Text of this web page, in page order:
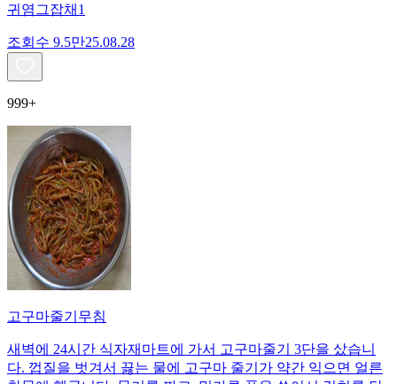
귀염그잡채1
조회수 9.5만25.08.28
999+
고구마줄기무침
새벽에 24시간 식자재마트에 가서 고구마줄기 3단을 샀습니
다. 껍질을 벗겨서 끓는 물에 고구마 줄기가 약간 익으면 얼른